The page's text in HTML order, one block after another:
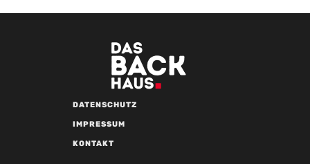
DATENSCHUTZ
IMPRESSUM
KONTAKT